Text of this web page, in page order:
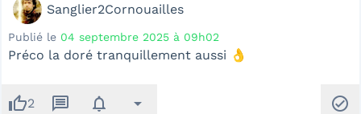
Sanglier2Cornouailles
Publié le 04 septembre 2025 à 09h02
Préco la doré tranquillement aussi 👌
thumb_up2 message notifications arrow_drop_down check_circle